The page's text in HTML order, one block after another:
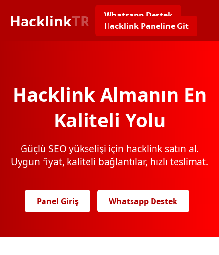
HacklinkTR
Whatsapp Destek
Hacklink Paneline Git
Hacklink Almanın En
Kaliteli Yolu
Güçlü SEO yükselişi için hacklink satın al.
Uygun fiyat, kaliteli bağlantılar, hızlı teslimat.
Panel Giriş Whatsapp Destek